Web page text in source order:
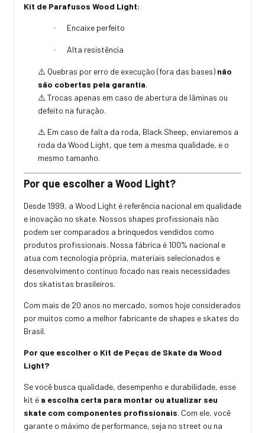
Kit de Parafusos Wood Light:
· Encaixe perfeito
· Alta resistência
⚠️ Quebras por erro de execução (fora das bases) não
são cobertas pela garantia.
⚠️ Trocas apenas em caso de abertura de lâminas ou
defeito na furação.
⚠️ Em caso de falta da roda, Black Sheep, enviaremos a
roda da Wood Light, que tem a mesma qualidade, e o
mesmo tamanho.
Por que escolher a Wood Light?
Desde 1999, a Wood Light é referência nacional em qualidade
e inovação no skate. Nossos shapes profissionais não
podem ser comparados a brinquedos vendidos como
produtos profissionais. Nossa fábrica é 100% nacional e
atua com tecnologia própria, materiais selecionados e
desenvolvimento contínuo focado nas reais necessidades
dos skatistas brasileiros.
Com mais de 20 anos no mercado, somos hoje considerados
por muitos como a melhor fabricante de shapes e skates do
Brasil.
Por que escolher o Kit de Peças de Skate da Wood
Light?
Se você busca qualidade, desempenho e durabilidade, esse
kit é a escolha certa para montar ou atualizar seu
skate com componentes profissionais. Com ele, você
garante o máximo de performance, seja no street ou na